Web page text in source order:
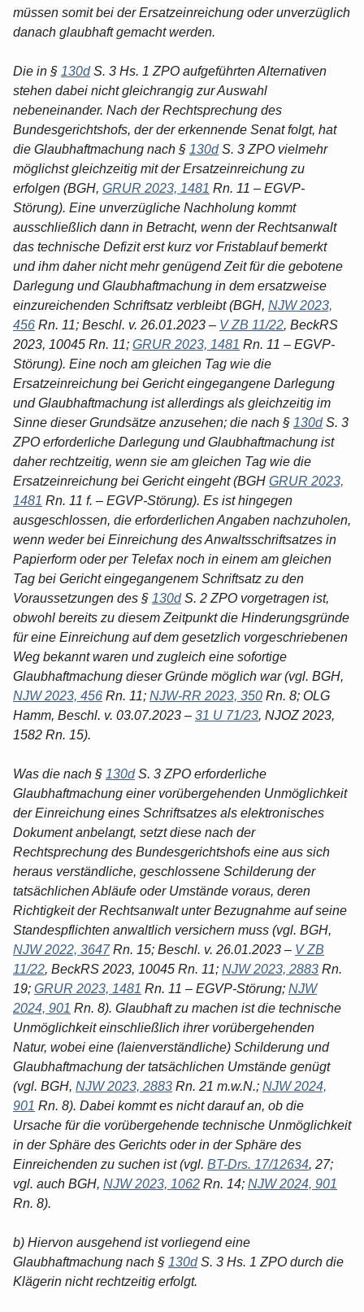
müssen somit bei der Ersatzeinreichung oder unverzüglich
danach glaubhaft gemacht werden.
Die in § 130dS. 3 Hs. 1 ZPO aufgeführten Alternativen
stehen dabei nicht gleichrangig zur Auswahl
nebeneinander. Nach der Rechtsprechung des
Bundesgerichtshofs, der der erkennende Senat folgt, hat
die Glaubhaftmachung nach § 130dS. 3 ZPO vielmehr
möglichst gleichzeitig mit der Ersatzeinreichung zu
erfolgen (BGH, GRUR 2023, 1481 Rn. 11 – EGVP-
Störung). Eine unverzügliche Nachholung kommt
ausschließlich dann in Betracht, wenn der Rechtsanwalt
das technische Defizit erst kurz vor Fristablauf bemerkt
und ihm daher nicht mehr genügend Zeit für die gebotene
Darlegung und Glaubhaftmachung in dem ersatzweise
einzureichenden Schriftsatz verbleibt (BGH, NJW 2023,
456 Rn. 11; Beschl. v. 26.01.2023 – V ZB 11/22, BeckRS
2023, 10045 Rn. 11; GRUR 2023, 1481 Rn. 11 – EGVP-
Störung). Eine noch am gleichen Tag wie die
Ersatzeinreichung bei Gericht eingegangene Darlegung
und Glaubhaftmachung ist allerdings als gleichzeitig im
Sinne dieser Grundsätze anzusehen; die nach § 130dS. 3
ZPO erforderliche Darlegung und Glaubhaftmachung ist
daher rechtzeitig, wenn sie am gleichen Tag wie die
Ersatzeinreichung bei Gericht eingeht (BGH GRUR 2023,
1481 Rn. 11 f. – EGVP-Störung). Es ist hingegen
ausgeschlossen, die erforderlichen Angaben nachzuholen,
wenn weder bei Einreichung des Anwaltsschriftsatzes in
Papierform oder per Telefax noch in einem am gleichen
Tag bei Gericht eingegangenem Schriftsatz zu den
Voraussetzungen des § 130dS. 2 ZPO vorgetragen ist,
obwohl bereits zu diesem Zeitpunkt die Hinderungsgründe
für eine Einreichung auf dem gesetzlich vorgeschriebenen
Weg bekannt waren und zugleich eine sofortige
Glaubhaftmachung dieser Gründe möglich war (vgl. BGH,
NJW 2023, 456 Rn. 11; NJW-RR 2023, 350 Rn. 8; OLG
Hamm, Beschl. v. 03.07.2023 – 31 U 71/23, NJOZ 2023,
1582 Rn. 15).
Was die nach § 130dS. 3 ZPO erforderliche
Glaubhaftmachung einer vorübergehenden Unmöglichkeit
der Einreichung eines Schriftsatzes als elektronisches
Dokument anbelangt, setzt diese nach der
Rechtsprechung des Bundesgerichtshofs eine aus sich
heraus verständliche, geschlossene Schilderung der
tatsächlichen Abläufe oder Umstände voraus, deren
Richtigkeit der Rechtsanwalt unter Bezugnahme auf seine
Standespflichten anwaltlich versichern muss (vgl. BGH,
NJW 2022, 3647Rn. 15; Beschl. v. 26.01.2023 – V ZB
11/22, BeckRS 2023, 10045 Rn. 11; NJW 2023, 2883 Rn.
19; GRUR 2023, 1481 Rn. 11 – EGVP-Störung; NJW
2024, 901 Rn. 8). Glaubhaft zu machen ist die technische
Unmöglichkeit einschließlich ihrer vorübergehenden
Natur, wobei eine (laienverständliche) Schilderung und
Glaubhaftmachung der tatsächlichen Umstände genügt
(vgl. BGH, NJW 2023, 2883 Rn. 21 m.w.N.; NJW 2024,
901 Rn. 8). Dabei kommt es nicht darauf an, ob die
Ursache für die vorübergehende technische Unmöglichkeit
in der Sphäre des Gerichts oder in der Sphäre des
Einreichenden zu suchen ist (vgl. BT-Drs. 17/12634, 27;
vgl. auch BGH, NJW 2023, 1062 Rn. 14; NJW 2024, 901
Rn. 8).
b) Hiervon ausgehend ist vorliegend eine
Glaubhaftmachung nach § 130dS. 3 Hs. 1 ZPO durch die
Klägerin nicht rechtzeitig erfolgt.